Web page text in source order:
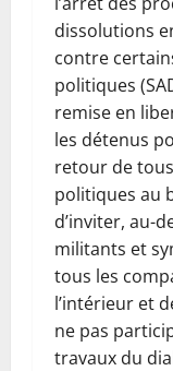
dissolutions
contre
politiques
remise en
les détenus
retour de
politiques au
d’inviter, au-
militants et
tous les
l’intérieur et
ne pas
travaux du